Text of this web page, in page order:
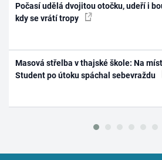
Počasí udělá dvojitou otočku, udeří i
kdy se vrátí tropy
Masová střelba v thajské škole: Na
Student po útoku spáchal sebevraždu